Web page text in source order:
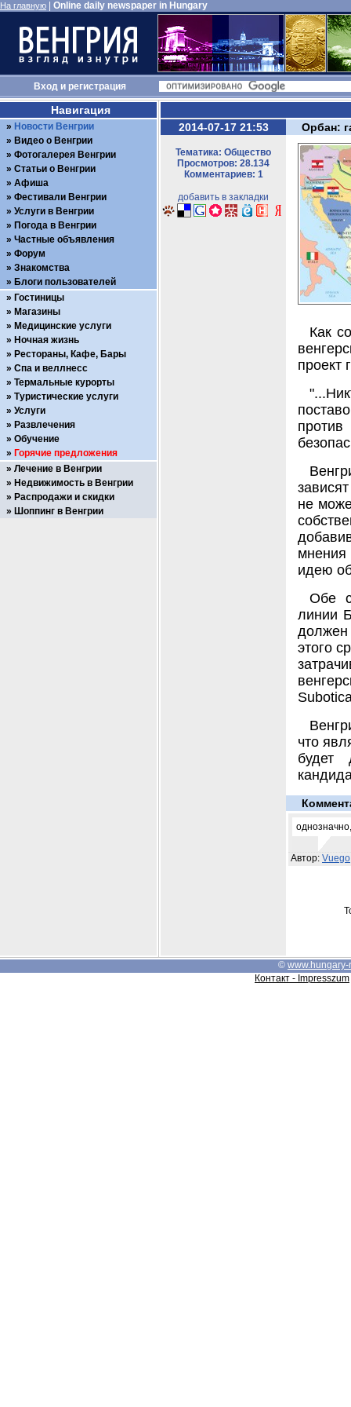
На главную Online daily newspaper in Hungary
Входи регистрация
2014-07-17 21:53
Тематика: Общество
Просмотров: 28.134
Комментариев: 1
добавить в закладки
Орбан:
Как
проект
не
идею
Обе
линии
должен
этого
что
будет
Автор: Vuego
Навигация
Новости Венгрии
Видео о Венгрии
Фотогалерея Венгрии
Статьи о Венгрии
Афиша
Фестивали Венгрии
Услуги в Венгрии
Погода в Венгрии
Частные объявления
Форум
Знакомства
Блоги пользователей
Гостиницы
Магазины
Медицинские услуги
Ночная жизнь
Рестораны, Кафе, Бары
Спа и веллнесс
Термальные курорты
Туристические услуги
Услуги
Развлечения
Обучение
Горячие предложения
Лечение в Венгрии
Недвижимость в Венгрии
Распродажи и скидки
Шоппинг в Венгрии
© www.hungary-
Контакт - Impresszum